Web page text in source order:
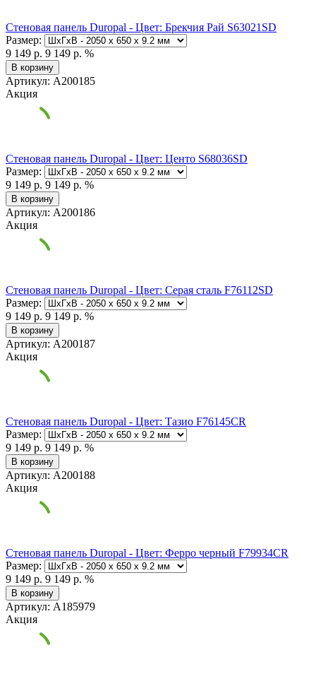
Стеновая панель Duropal - Цвет: Брекчия Рай S63021SD
Размер:
9 149 р. 9 149 р. %
В корзину
Артикул: А200185
Акция
Стеновая панель Duropal - Цвет: Центо S68036SD
Размер:
9 149 р. 9 149 р. %
В корзину
Артикул: А200186
Акция
Стеновая панель Duropal - Цвет: Серая сталь F76112SD
Размер:
9 149 р. 9 149 р. %
В корзину
Артикул: А200187
Акция
Стеновая панель Duropal - Цвет: Тазио F76145CR
Размер:
9 149 р. 9 149 р. %
В корзину
Артикул: А200188
Акция
Стеновая панель Duropal - Цвет: Ферро черный F79934CR
Размер:
9 149 р. 9 149 р. %
В корзину
Артикул: А185979
Акция